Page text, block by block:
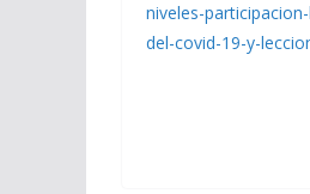
niveles-
del-covid-19-y-